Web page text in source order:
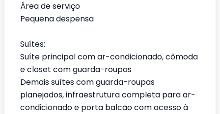
Área de serviço
Pequena despensa
Suítes:
Suíte principal com ar-condicionado, cômoda
e closet com guarda-roupas
Demais suítes com guarda-roupas
planejados, infraestrutura completa para ar-
condicionado e porta balcão com acesso à